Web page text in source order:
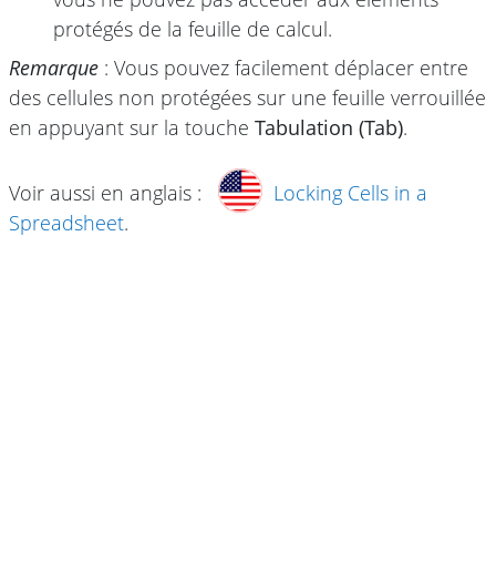
protégés de la feuille de calcul.
Remarque : Vous pouvez facilement déplacer entre
des cellules non protégées sur une feuille verrouillée
en appuyant sur la touche Tabulation (Tab).
Voir aussi en anglais :
Locking Cells in a
Spreadsheet.